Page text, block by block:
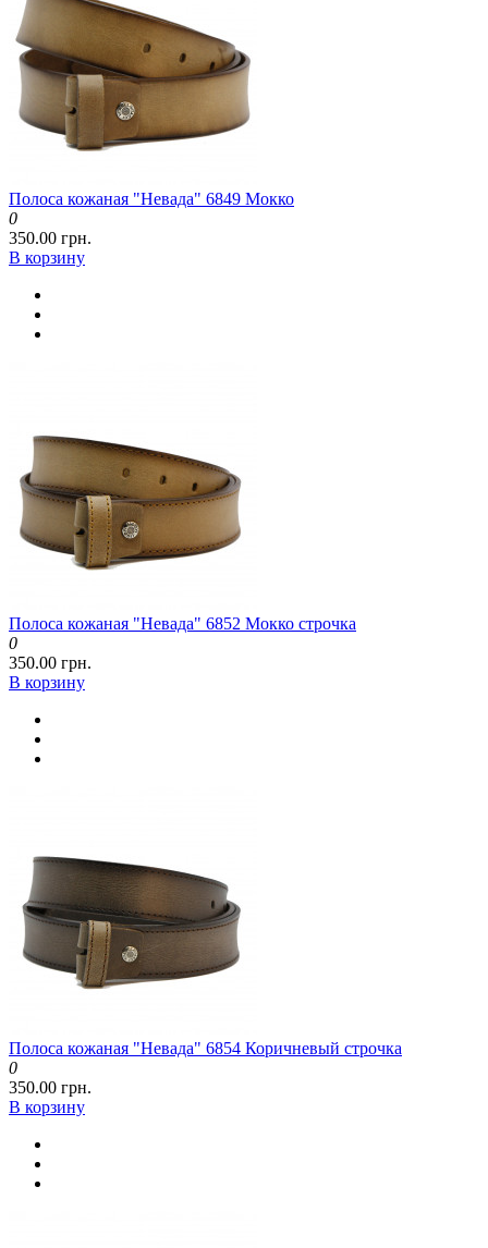
Полоса кожаная "Невада" 6849 Мокко
0
350.00 грн.
В корзину
Полоса кожаная "Невада" 6852 Мокко строчка
0
350.00 грн.
В корзину
Полоса кожаная "Невада" 6854 Коричневый строчка
0
350.00 грн.
В корзину